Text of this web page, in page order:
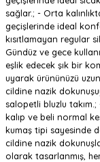
sağlar.; - Orta
geçişlerinde ideal
kısıtlamayan regular
Gündüz ve gece
eşlik edecek şık bir
uyarak ürününüzü
cildine nazik
salopetli bluzlu
kalıp ve beli normal
kumaş tipi sayesinde
cildine nazik
olarak tasarlanmış,